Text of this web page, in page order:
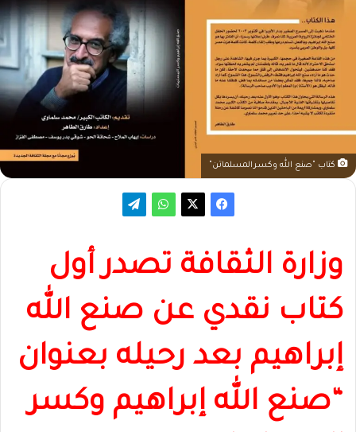
كتاب "صنع الله وكسرالمسلماتن"
وزارة الثقافة تصدر أول
كتاب نقدي عن صنع الله
إبراهيم بعد رحيله بعنوان
“صنع الله إبراهيم وكسر